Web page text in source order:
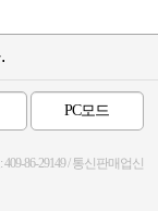
PC모드
409-86-29149 / 통신판매업신